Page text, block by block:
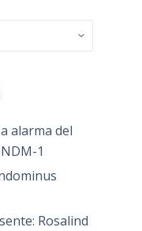
alarma del
1
Rosalind